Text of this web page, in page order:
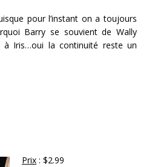
pour l’instant on a toujours
Barry se souvient de Wally
à Iris…oui la continuité reste un
Prix : $2.99